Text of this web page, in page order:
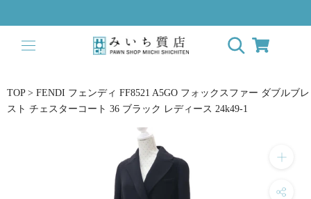
キ
て
コ
TOP > FENDI フェンディ FF8521 A5GO フォックスファー ダブルブレ
スト チェスターコート 36 ブラック レディース 24k49-1